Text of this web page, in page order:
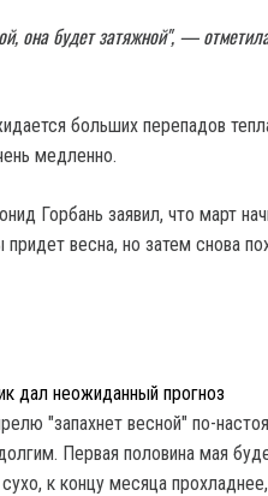
она будет затяжной", —
больших перепадов
медленно.
Горбань заявил, что март
весна, но затем снова
дал неожиданный прогноз
"запахнет весной" по-
Первая половина мая
к концу месяца